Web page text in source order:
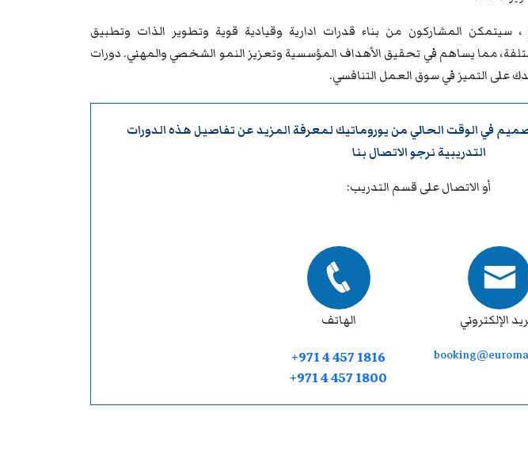
، سيتمكن المشاركون من بناء قدرات ادارية وقيادية قوية وتطوير الذات وتطبيق
مما يساهم في تحقيق الأهداف المؤسسية وتعزيز النمو الشخصي والمهني. دورات
على التميز في سوق العمل التنافسي.
في الوقت الحالي منيوروماتيكلمعرفة المزيد عن تفاصيل هذه الدورات
التدريبية نرجوالاتصال بنا
أو الاتصال على قسم التدريب:
الإلكتروني
الهاتف
+971 4 457 1816
+971 4 457 1800